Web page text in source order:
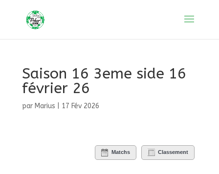
Saison 16 3eme side 16
février 26
par Marius 17 Fév 2026
Matchs Classement